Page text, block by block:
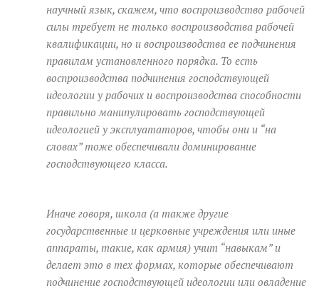
научный язык, скажем, что воспроизводство рабочей
силы требует не только воспроизводства рабочей
квалификации, но и воспроизводства ее подчинения
правилам установленного порядка. То есть
воспроизводства подчинения господствующей
идеологии у рабочих и воспроизводства способности
правильно манипулировать господствующей
идеологией у эксплуататоров, чтобы они и “на
словах” тоже обеспечивали доминирование
господствующего класса.
Иначе говоря, школа (а также другие
государственные и церковные учреждения или иные
аппараты, такие, как армия) учит “навыкам” и
делает это в тех формах, которые обеспечивают
подчинение господствующей идеологии или овладение